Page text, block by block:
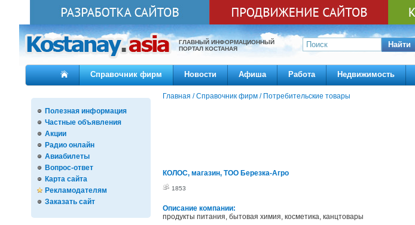
ГЛАВНЫЙ ИНФОРМАЦИОННЫЙ
ПОРТАЛ КОСТАНАЯ
Найти
Справочник фирм Новости Афиша Работа Недвижимость
Полезная информация
Частные объявления
Акции
Радио онлайн
Авиабилеты
Вопрос-ответ
Карта сайта
Рекламодателям
Заказать сайт
Главная /Справочник фирм / Потребительские товары
КОЛОС, магазин, ТОО Березка-Агро
1853
Описание компании:
продукты питания, бытовая химия, косметика, канцтовары